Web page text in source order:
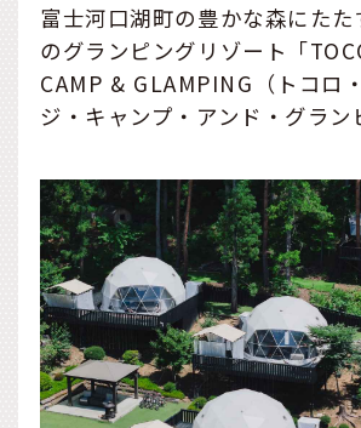
富士河口湖町の豊かな森にた
のグランピングリゾート「
CAMP & GLAMPING（トコロ
ジ・キャンプ・アンド・グラン